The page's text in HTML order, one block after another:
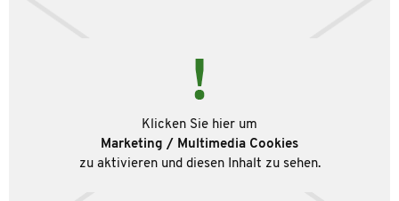
Klicken Sie hier um
Marketing / Multimedia Cookies
zu aktivieren und diesen Inhalt zu sehen.